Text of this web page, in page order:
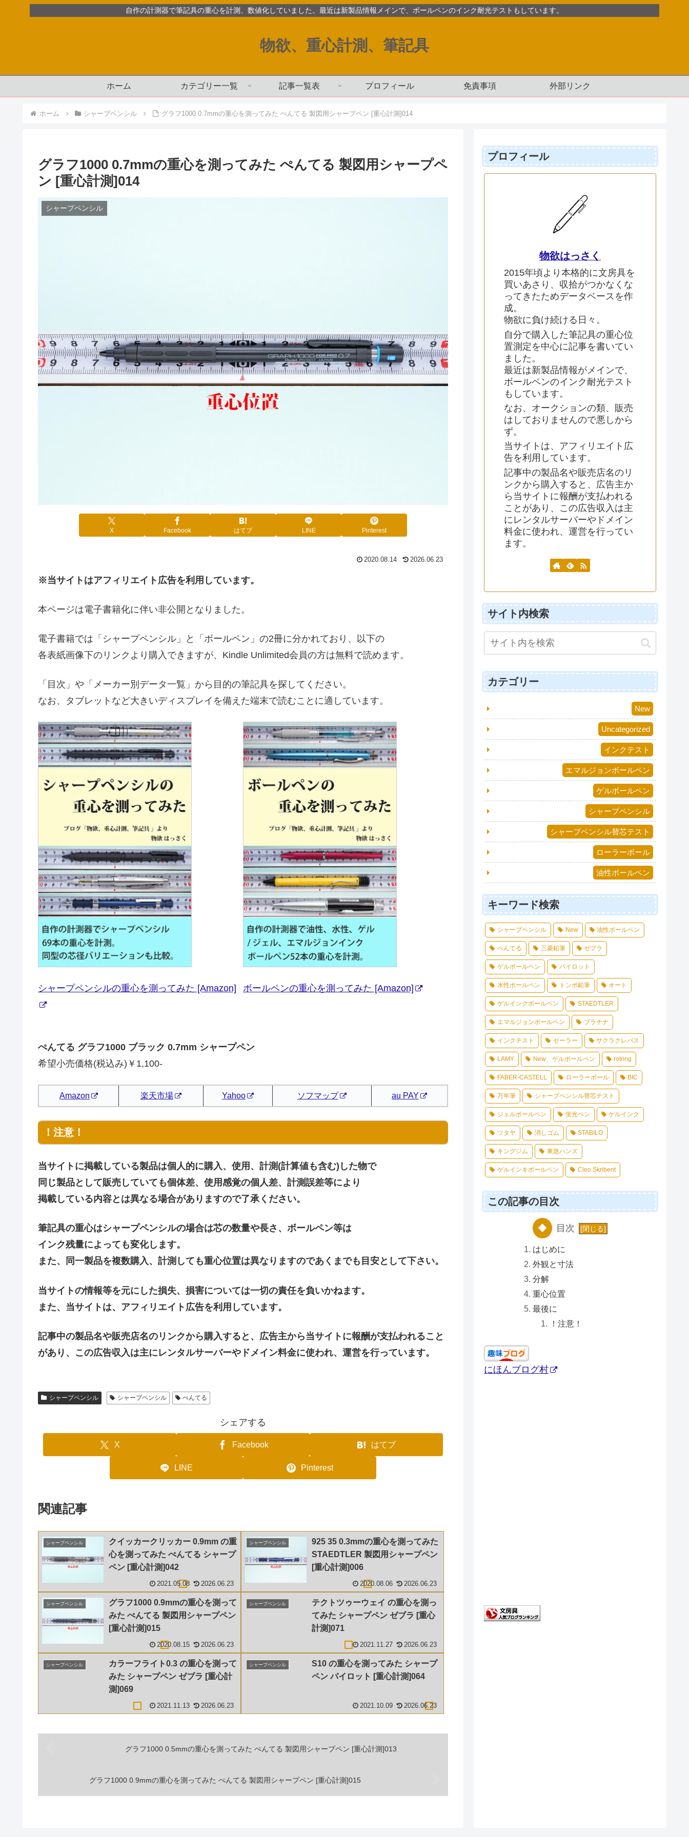
自作の計測器で筆記具の重心を計測、数値化していました。最近は新製品情報メインで、ボールペンのインク耐光テストもしています。
物欲、重心計測、筆記具
ホーム カテゴリー一覧 記事一覧表 プロフィール 免責事項 外部リンク
ホーム シャープペンシル グラフ1000 0.7mmの重心を測ってみた ぺんてる 製図用シャープペン [重心計測]014
グラフ1000 0.7mmの重心を測ってみた ぺんてる 製図用シャープペ
ン [重心計測]014
シャープペンシル
X Facebook はてブ LINE Pinterest
2020.08.14 2026.06.23
※当サイトはアフィリエイト広告を利用しています。
本ページは電子書籍化に伴い非公開となりました。
電子書籍では「シャープペンシル」と「ボールペン」の2冊に分かれており、以下の
各表紙画像下のリンクより購入できますが、Kindle Unlimited会員の方は無料で読めます。
「目次」や「メーカー別データ一覧」から目的の筆記具を探してください。
なお、タブレットなど大きいディスプレイを備えた端末で読むことに適しています。
シャープペンシルの重心を測ってみた [Amazon] ボールペンの重心を測ってみた [Amazon]
ぺんてる グラフ1000 ブラック 0.7mm シャープペン
希望小売価格(税込み)￥1,100-
Amazon 楽天市場 Yahoo ソフマップ au PAY
！注意！
当サイトに掲載している製品は個人的に購入、使用、計測(計算値も含む)した物で
同じ製品として販売していても個体差、使用感覚の個人差、計測誤差等により
掲載している内容とは異なる場合がありますので了承ください。
筆記具の重心はシャープペンシルの場合は芯の数量や長さ、ボールペン等は
インク残量によっても変化します。
また、同一製品を複数購入、計測しても重心位置は異なりますのであくまでも目安として下さい。
当サイトの情報等を元にした損失、損害については一切の責任を負いかねます。
また、当サイトは、アフィリエイト広告を利用しています。
記事中の製品名や販売店名のリンクから購入すると、広告主から当サイトに報酬が支払われること
があり、この広告収入は主にレンタルサーバーやドメイン料金に使われ、運営を行っています。
シャープペンシル シャープペンシル ぺんてる
シェアする
X Facebook はてブ
LINE Pinterest
関連記事
シャープペンシル
クイッカークリッカー 0.9mm の重
心を測ってみた ぺんてる シャープ
ペン [重心計測]042
2021.05.08 2026.06.23
シャープペンシル
925 35 0.3mmの重心を測ってみた
STAEDTLER 製図用シャープペン
[重心計測]006
2020.08.06 2026.06.23
シャープペンシル
グラフ1000 0.9mmの重心を測って
みた ぺんてる 製図用シャープペン
[重心計測]015
2020.08.15 2026.06.23
シャープペンシル
テクトツゥーウェイ の重心を測っ
てみた シャープペン ゼブラ [重心
計測]071
2021.11.27 2026.06.23
シャープペンシル
カラーフライト0.3 の重心を測って
みた シャープペン ゼブラ [重心計
測]069
2021.11.13 2026.06.23
シャープペンシル
S10 の重心を測ってみた シャープ
ペン パイロット [重心計測]064
2021.10.09 2026.06.23
グラフ1000 0.5mmの重心を測ってみた ぺんてる 製図用シャープペン [重心計測]013
グラフ1000 0.9mmの重心を測ってみた ぺんてる 製図用シャープペン [重心計測]015
プロフィール
物欲はっさく
2015年頃より本格的に文房具を
買いあさり、収拾がつかなくな
ってきたためデータベースを作
成。
物欲に負け続ける日々。
自分で購入した筆記具の重心位
置測定を中心に記事を書いてい
ました。
最近は新製品情報がメインで、
ボールペンのインク耐光テスト
もしています。
なお、オークションの類、販売
はしておりませんので悪しから
ず。
当サイトは、アフィリエイト広
告を利用しています。
記事中の製品名や販売店名のリ
ンクから購入すると、広告主か
ら当サイトに報酬が支払われる
ことがあり、この広告収入は主
にレンタルサーバーやドメイン
料金に使われ、運営を行ってい
ます。
サイト内検索
カテゴリー
New
Uncategorized
インクテスト
エマルジョンボールペン
ゲルボールペン
シャープペンシル
シャープペンシル替芯テスト
ローラーボール
油性ボールペン
キーワード検索
シャープペンシル New 油性ボールペン
ぺんてる 三菱鉛筆 ゼブラ
ゲルボールペン パイロット
水性ボールペン トンボ鉛筆 オート
ゲルインクボールペン STAEDTLER
エマルジョンボールペン プラチナ
インクテスト セーラー サクラクレパス
LAMY New、ゲルボールペン rotring
FABER-CASTELL ローラーボール BIC
万年筆 シャープペンシル替芯テスト
ジェルボールペン 蛍光ペン ゲルインク
ツタヤ 消しゴム STABILO
キングジム 東急ハンズ
ゲルインキボールペン Cleo Skribent
この記事の目次
目次
はじめに
外観と寸法
分解
重心位置
最後に
！注意！
にほんブログ村